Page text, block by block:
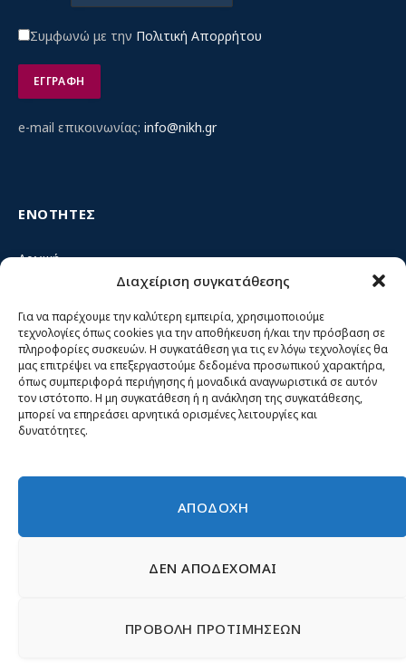
Διαχείριση συγκατάθεσης
Για να παρέχουμε την καλύτερη εμπειρία, χρησιμοποιούμε
τεχνολογίες όπως cookies για την αποθήκευση ή/και την πρόσβαση σε
πληροφορίες συσκευών. Η συγκατάθεση για τις εν λόγω τεχνολογίες θα
μας επιτρέψει να επεξεργαστούμε δεδομένα προσωπικού χαρακτήρα,
όπως συμπεριφορά περιήγησης ή μοναδικά αναγνωριστικά σε αυτόν
τον ιστότοπο. Η μη συγκατάθεση ή η ανάκληση της συγκατάθεσης,
μπορεί να επηρεάσει αρνητικά ορισμένες λειτουργίες και
δυνατότητες.
ΑΠΟΔΟΧΗ
ΔΕΝ ΑΠΟΔΕΧΟΜΑΙ
ΠΡΟΒΟΛΗ ΠΡΟΤΙΜΗΣΕΩΝ
Συμφωνώ με την Πολιτική Απορρήτου
e-mail επικοινωνίας: info@nikh.gr
ΕΝΟΤΗΤΕΣ
Αρχική
Κίνημα ΝΙΚΗ – Ποιοι είμαστε, αρχές & δράση
Θέσεις
Πρόσωπα
Όργανα και ομάδες
Βίντεο
Δελτία Τύπου
© 2026 Νίκη
Έντυπα
Εγγραφή μέλους
Γίνε φίλος